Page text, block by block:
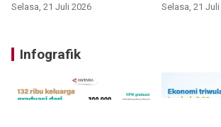
Selasa, 21 Juli 2026 Selasa, 21
Infografik